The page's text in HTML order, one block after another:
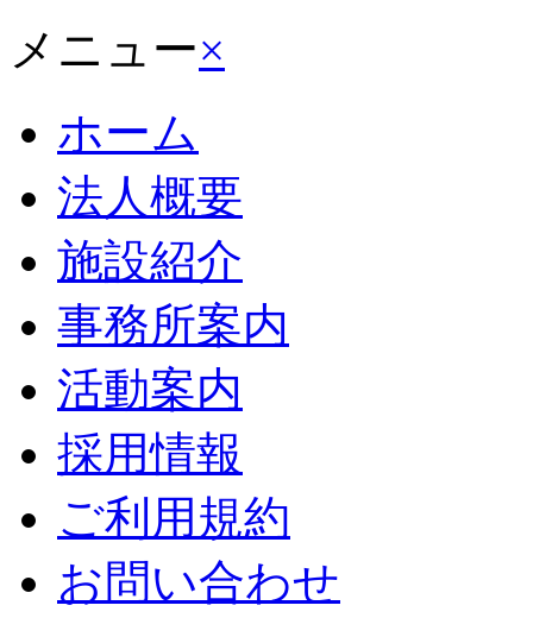
メニュー×
ホーム
法人概要
施設紹介
事務所案内
活動案内
採用情報
ご利用規約
お問い合わせ